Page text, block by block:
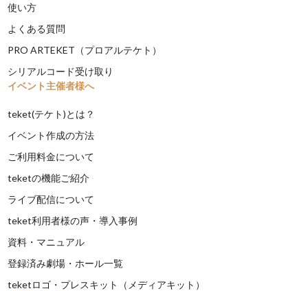
使い方
よくある質問
PRO ARTEKET（プロアルテケト）
シリアルコード受け取り
イベント主催者様へ
teket(テケト)とは？
イベント作成の方法
ご利用料金について
teketの機能ご紹介
ライブ配信について
teket利用者様の声・導入事例
資料・マニュアル
登録済み劇場・ホール一覧
teketロゴ・プレスキット（メディアキット）